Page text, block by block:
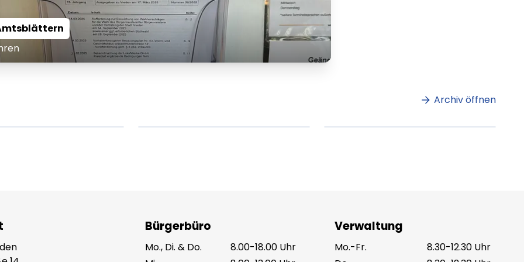
Archiv öffnen
ipsum Lorem
Lorem ipsum Lorem
Bürgerbüro
Mo., Di. & Do.
8.00-18.00 Uhr
Verwaltung
Mo.-Fr.
8.30-12.30 Uhr